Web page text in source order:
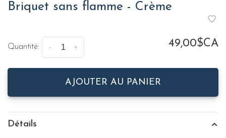
Briquet sans flamme - Crème
Quantité: +
- 49,00$CA
AJOUTER AU PANIER
Détails